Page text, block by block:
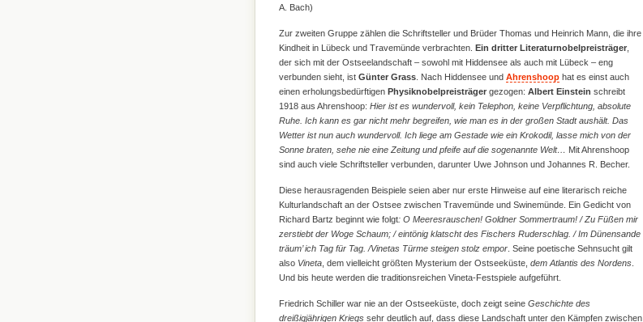
A. Bach)
Zur zweiten Gruppe zählen die Schriftsteller und Brüder Thomas und Heinrich Mann, die ihre
Kindheit in Lübeck und Travemünde verbrachten. Ein dritter Literaturnobelpreisträger,
der sich mit der Ostseelandschaft – sowohl mit Hiddensee als auch mit Lübeck – eng
verbunden sieht, ist Günter Grass. Nach Hiddensee und Ahrenshoophat es einst auch
einen erholungsbedürftigen Physiknobelpreisträger gezogen: Albert Einstein schreibt
1918 aus Ahrenshoop: Hier ist es wundervoll, kein Telephon, keine Verpflichtung, absolute
Ruhe. Ich kann es gar nicht mehr begreifen, wie man es in der großen Stadt aushält. Das
Wetter ist nun auch wundervoll. Ich liege am Gestade wie ein Krokodil, lasse mich von der
Sonne braten, sehe nie eine Zeitung und pfeife auf die sogenannte Welt… Mit Ahrenshoop
sind auch viele Schriftsteller verbunden, darunter Uwe Johnson und Johannes R. Becher.
Diese herausragenden Beispiele seien aber nur erste Hinweise auf eine literarisch reiche
Kulturlandschaft an der Ostsee zwischen Travemünde und Swinemünde. Ein Gedicht von
Richard Bartz beginnt wie folgt: O Meeresrauschen! Goldner Sommertraum! / Zu Füßen mir
zerstiebt der Woge Schaum; / eintönig klatscht des Fischers Ruderschlag. / Im Dünensande
träum’ ich Tag für Tag. /Vinetas Türme steigen stolz empor. Seine poetische Sehnsucht gilt
also Vineta, dem vielleicht größten Mysterium der Ostseeküste, dem Atlantis des Nordens.
Und bis heute werden die traditionsreichen Vineta-Festspiele aufgeführt.
Friedrich Schiller war nie an der Ostseeküste, doch zeigt seine Geschichte des
dreißigjährigen Kriegssehr deutlich auf, dass diese Landschaft unter den Kämpfen zwischen